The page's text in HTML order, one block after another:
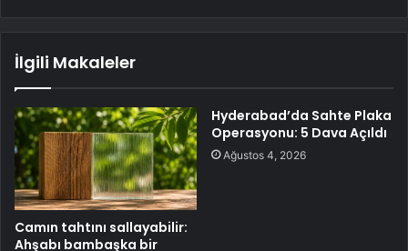
İlgili Makaleler
Camın tahtını sallayabilir:
Ahşabı bambaşka bir
Hyderabad’da Sahte Plaka
Operasyonu: 5 Dava Açıldı
Ağustos 4, 2026